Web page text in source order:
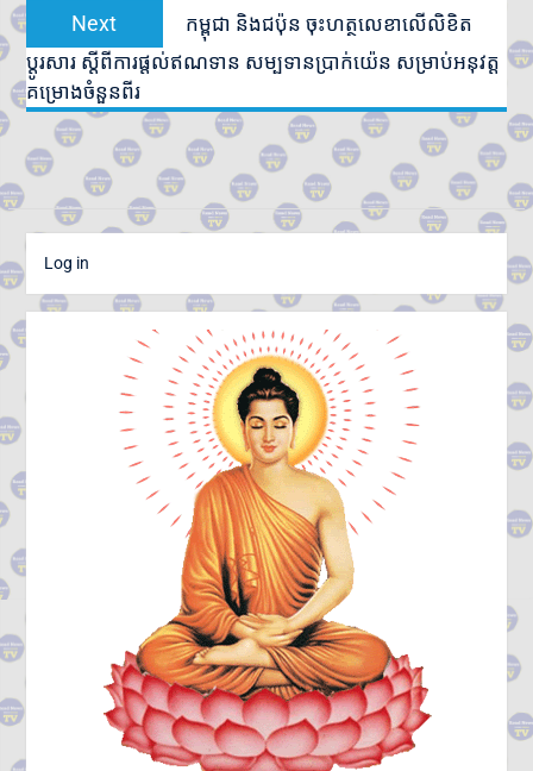
Next
post:
កម្ពុជា និងជប៉ុន ចុះហត្ថលេខាលើលិខិត
ប្តូរសារ ស្តីពីការផ្តល់ឥណទាន សម្បទានប្រាក់យ៉េន សម្រាប់អនុវត្ត
គម្រោងចំនួនពីរ
Log in